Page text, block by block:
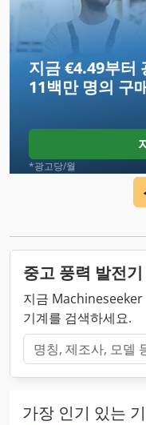
지금 €4.49부터
11백만 명의 구
*광고당/월
중고 풍력 발전기
지금 Machineseeker
기계를 검색하세요.
가장 인기 있는